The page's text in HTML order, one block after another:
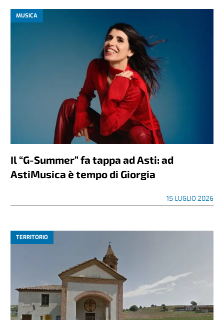
MUSICA
Il “G-Summer” fa tappa ad Asti: ad
AstiMusica è tempo di Giorgia
15 LUGLIO 2026
TERRITORIO